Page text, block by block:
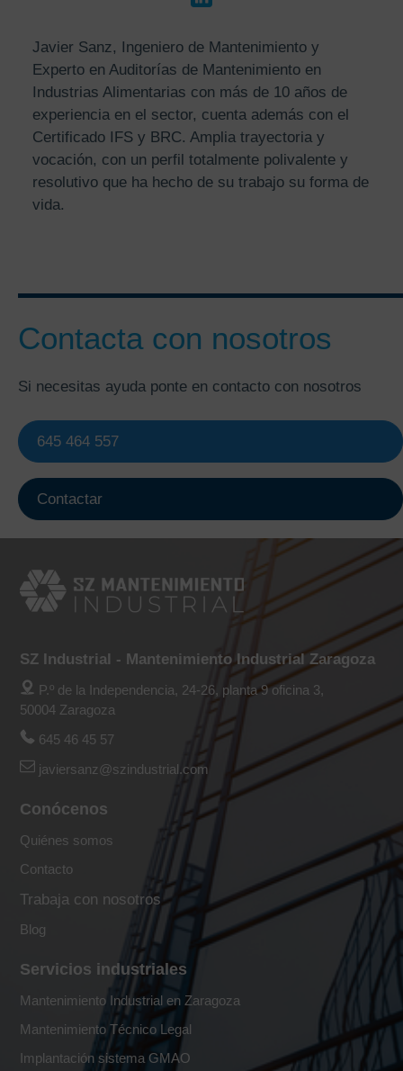
Javier Sanz, Ingeniero de Mantenimiento y
Experto en Auditorías de Mantenimiento en
Industrias Alimentarias con más de 10 años de
experiencia en el sector, cuenta además con el
Certificado IFS y BRC. Amplia trayectoria y
vocación, con un perfil totalmente polivalente y
resolutivo que ha hecho de su trabajo su forma de
vida.
Contacta con nosotros
Si necesitas ayuda ponte en contacto con nosotros
645 464 557
Contactar
SZ Industrial - Mantenimiento Industrial Zaragoza
P.º de la Independencia, 24-26, planta 9 oficina 3,
50004 Zaragoza
645 46 45 57
javiersanz@szindustrial.com
Conócenos
Quiénes somos
Contacto
Trabaja con nosotros
Blog
Servicios industriales
Mantenimiento Industrial en Zaragoza
Mantenimiento Técnico Legal
Implantación sistema GMAO